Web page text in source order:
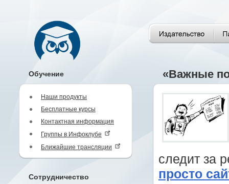
Обучение
Наши продукты
Бесплатные курсы
Контактная информация
Группы в Инфоклубе
Ближайшие трансляции
Сотрудничество
«Важные
следит за
просто